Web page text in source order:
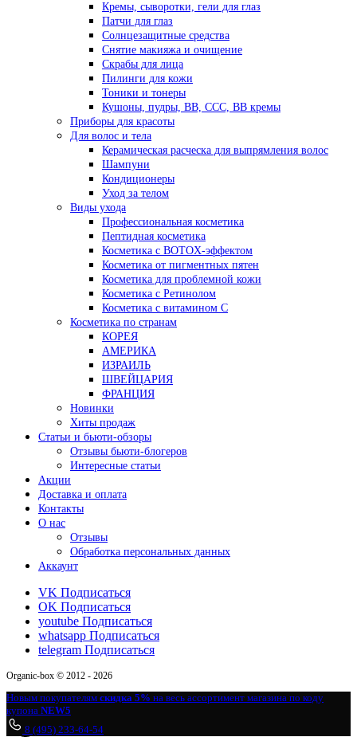
Кремы, сыворотки, гели для глаз
Патчи для глаз
Солнцезащитные средства
Снятие макияжа и очищение
Скрабы для лица
Пилинги для кожи
Тоники и тонеры
Кушоны, пудры, ВВ, ССС, ВВ кремы
Приборы для красоты
Для волос и тела
Керамическая расческа для выпрямления волос
Шампуни
Кондиционеры
Уход за телом
Виды ухода
Профессиональная косметика
Пептидная косметика
Косметика с BOTOX-эффектом
Косметика от пигментных пятен
Косметика для проблемной кожи
Косметика с Ретинолом
Косметика с витамином С
Косметика по странам
КОРЕЯ
АМЕРИКА
ИЗРАИЛЬ
ШВЕЙЦАРИЯ
ФРАНЦИЯ
Новинки
Хиты продаж
Статьи и бьюти-обзоры
Отзывы бьюти-блогеров
Интересные статьи
Акции
Доставка и оплата
Контакты
О нас
Отзывы
Обработка персональных данных
Аккаунт
VK Подписаться
OK Подписаться
youtube Подписаться
whatsapp Подписаться
telegram Подписаться
Organic-box © 2012 - 2026
Новым покупателям скидка 5% на весь ассортимент магазина по коду
купона NEW5
8 (495) 233-64-54